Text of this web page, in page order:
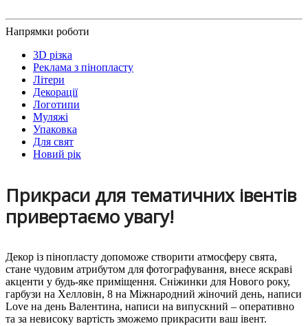
Напрямки роботи
3D різка
Реклама з пінопласту
Літери
Декорації
Логотипи
Муляжі
Упаковка
Для свят
Новий рік
Прикраси для тематичних івентів
привертаємо увагу!
Декор із пінопласту допоможе створити атмосферу свята,
стане чудовим атрибутом для фотографування, внесе яскраві
акценти у будь-яке приміщення. Сніжинки для Нового року,
гарбузи на Хелловін, 8 на Міжнародний жіночий день, написи
Love на день Валентина, написи на випускний – оперативно
та за невисоку вартість зможемо прикрасити ваш івент.